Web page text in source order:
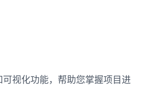
视化功能，帮助您掌握项目进